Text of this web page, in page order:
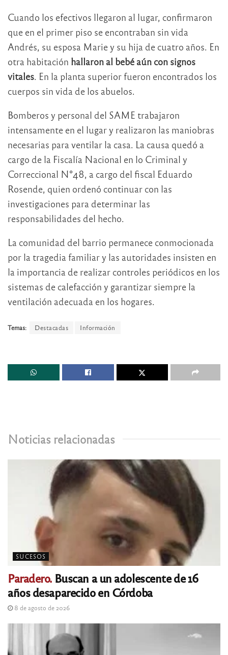
Cuando los efectivos llegaron al lugar, confirmaron
que en el primer piso se encontraban sin vida
Andrés, su esposa Marie y su hija de cuatro años. En
otra habitación hallaron al bebé aún con signos
vitales. En la planta superior fueron encontrados los
cuerpos sin vida de los abuelos.
Bomberos y personal del SAME trabajaron
intensamente en el lugar y realizaron las maniobras
necesarias para ventilar la casa. La causa quedó a
cargo de la Fiscalía Nacional en lo Criminal y
Correccional N°48, a cargo del fiscal Eduardo
Rosende, quien ordenó continuar con las
investigaciones para determinar las
responsabilidades del hecho.
La comunidad del barrio permanece conmocionada
por la tragedia familiar y las autoridades insisten en
la importancia de realizar controles periódicos en los
sistemas de calefacción y garantizar siempre la
ventilación adecuada en los hogares.
Temas: Destacadas Información
Noticias relacionadas
SUCESOS
Paradero. Buscan a un adolescente de 16
años desaparecido en Córdoba
8 de agosto de 2026